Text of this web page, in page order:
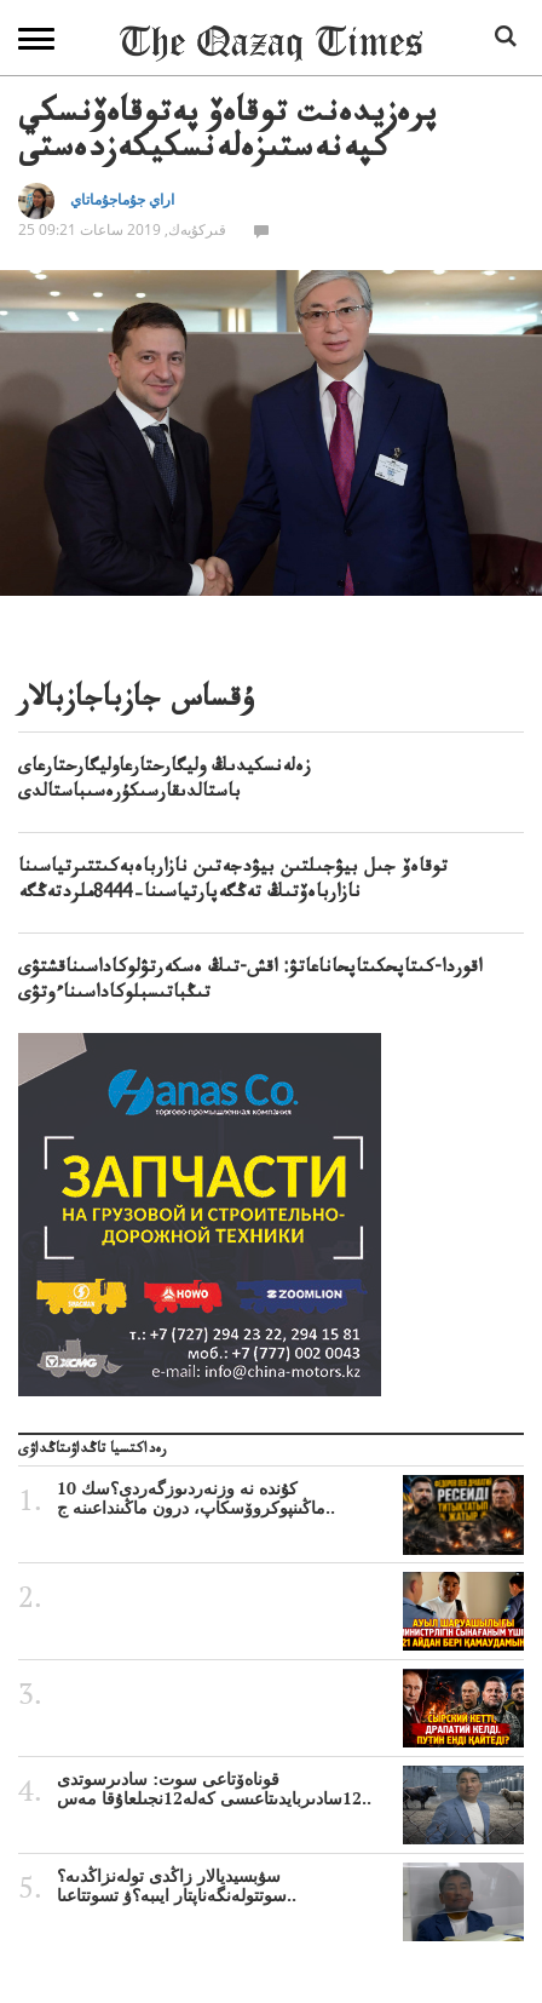
پرەزيدەنت توقاەۆ پەتوقاەۆنسكي
كپەنەستىزەلەنسكيكەزدەستى
اراي جۇماجۇماتاي
25 قىركۇيەك, 2019 ساعات 09:21
ۇقساس جازباجازبالار
زەلەنسكيدىڭ وليگارحتارعاوليگارحتارعاى
باستالدىقارسىكۇرەسىباستالدى
توقاەۆ جىل بيۋجىلتىن بيۋدجەتىن نازارباەبەكىتتىرتياسىنا
نازارباەۆتىڭ تەڭگەپارتياسىنا–8444ملردتەڭگە
اقوردا-كىتاپحكىتاپحاناعاتۋ: اقش-تىڭ ەسكەرتۋلوكاداسىناقشتۋى
تىڭباتىسبلوكاداسىناءوتۋى
رەداكتسيا تاڭداۋىتاڭداۋى
10 كۇندە نە وزنەردىوزگەردى؟سك
ماڭىنپوكروۆسكاپ، درون ماڭىنداعىنە ج..
قوناەۆتاعى سوت: سادىرسوتدى
12سادىربايدىتاعىسى كەلە12نجىلعاۇقا مەس..
سۋبسيديالار زاڭدى تولەنزاڭدىە؟
سوتتولەنگەناپتار ايىبە؟ۋ تسوتتاعىا..